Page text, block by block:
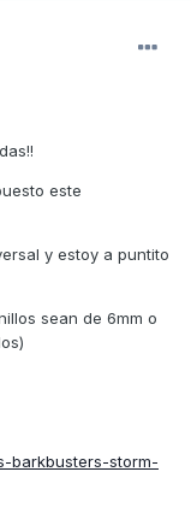
este
y estoy a puntito
sean de 6mm o
barkbusters-storm-